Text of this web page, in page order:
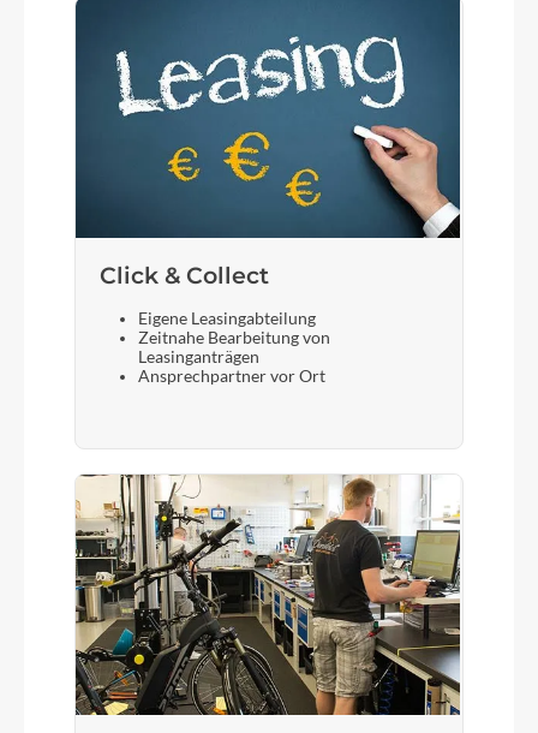
Click & Collect
Eigene Leasingabteilung
Zeitnahe Bearbeitung von
Leasinganträgen
Ansprechpartner vor Ort